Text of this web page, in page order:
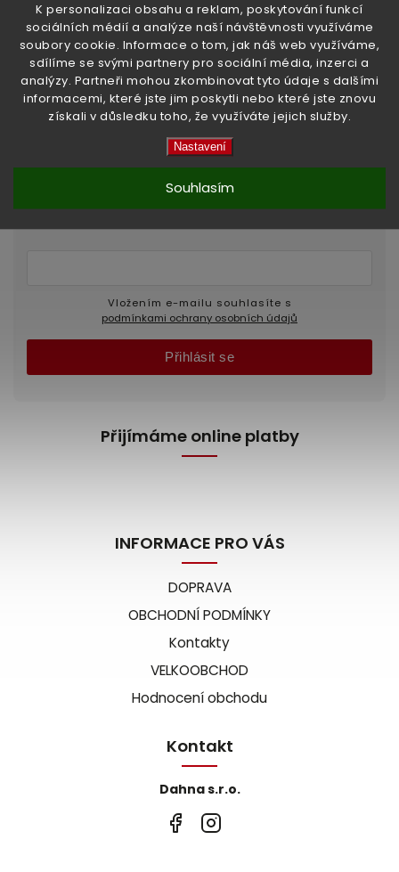
K personalizaci obsahu a reklam, poskytování funkcí
sociálních médií a analýze naší návštěvnosti využíváme
soubory cookie. Informace o tom, jak náš web využíváme,
sdílíme se svými partnery pro sociální média, inzerci a
analýzy. Partneři mohou zkombinovat tyto údaje s dalšími
informacemi, které jste jim poskytli nebo které jste znovu
získali v důsledku toho, že využíváte jejich služby.
Nastavení
Souhlasím
Odebírat newsletter
podmínkami ochrany osobních údajů
Přihlásit se
Přijímáme online platby
INFORMACE PRO VÁS
DOPRAVA
OBCHODNÍ PODMÍNKY
Kontakty
VELKOOBCHOD
Hodnocení obchodu
Kontakt
Dahna s.r.o.